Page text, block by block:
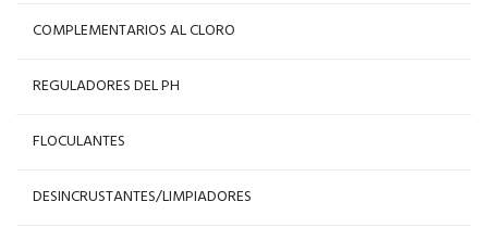
COMPLEMENTARIOS AL CLORO
REGULADORES DEL PH
FLOCULANTES
DESINCRUSTANTES/LIMPIADORES